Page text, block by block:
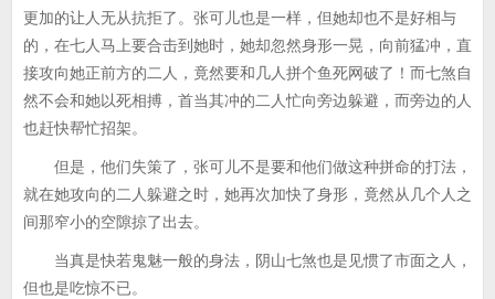
更加的让人无从抗拒了。张可儿也是一样，但她却也不是好相与
的，在七人马上要合击到她时，她却忽然身形一晃，向前猛冲，直
接攻向她正前方的二人，竟然要和几人拼个鱼死网破了！而七煞自
然不会和她以死相搏，首当其冲的二人忙向旁边躲避，而旁边的人
也赶快帮忙招架。
但是，他们失策了，张可儿不是要和他们做这种拼命的打法，
就在她攻向的二人躲避之时，她再次加快了身形，竟然从几个人之
间那窄小的空隙掠了出去。
当真是快若鬼魅一般的身法，阴山七煞也是见惯了市面之人，
但也是吃惊不已。